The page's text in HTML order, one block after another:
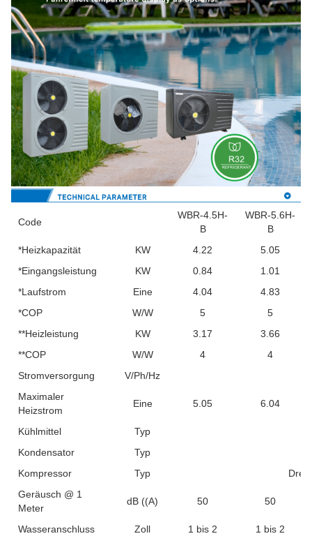
Code
WBR-4.5H-
B
WBR-5.6H-
B
*Heizkapazität
KW 4.22
5.05
*Eingangsleistung
KW 0.84
1.01
*Laufstrom
Eine 4.04
4.83
*COP
W/W 5
5
**Heizleistung
KW 3.17
3.66
**COP
W/W 4
4
Stromversorgung
V/Ph/Hz
Maximaler
Heizstrom
Eine 5.05 6.04
Kühlmittel
Typ
Kondensator
Typ
Kompressor
Typ
Geräusch @ 1
Meter
dB ((A) 50 50
Wasseranschluss Zoll 1 bis 2
1 bis 2